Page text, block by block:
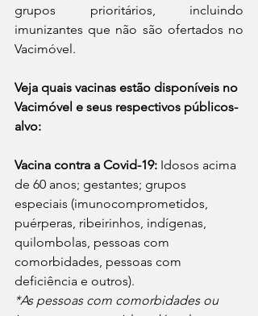
grupos prioritários, incluindo
imunizantes que não são ofertados no
Vacimóvel.
Veja quais vacinas estão disponíveis no
Vacimóvel e seus respectivos públicos-
alvo:
Vacina contra a Covid-19: Idosos acima
de 60 anos; gestantes; grupos
especiais (imunocomprometidos,
puérperas, ribeirinhos, indígenas,
quilombolas, pessoas com
comorbidades, pessoas com
deficiência e outros).
*As pessoas com comorbidades ou